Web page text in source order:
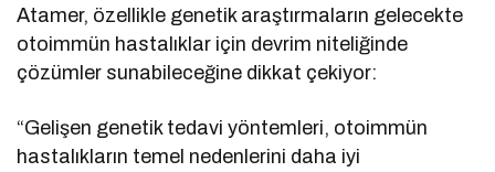
Atamer, özellikle genetik araştırmaların gelecekte
otoimmün hastalıklar için devrim niteliğinde
çözümler sunabileceğine dikkat çekiyor:
“Gelişen genetik tedavi yöntemleri, otoimmün
hastalıkların temel nedenlerini daha iyi